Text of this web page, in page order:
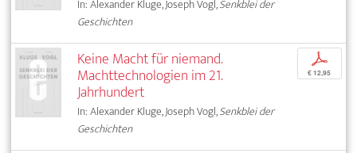
In: Alexander Kluge, Joseph Vogl,Senkblei der
Geschichten
Keine Macht für niemand.
Machttechnologien im 21.
Jahrhundert
In: Alexander Kluge, Joseph Vogl,Senkblei der
Geschichten
p
€ 12,95